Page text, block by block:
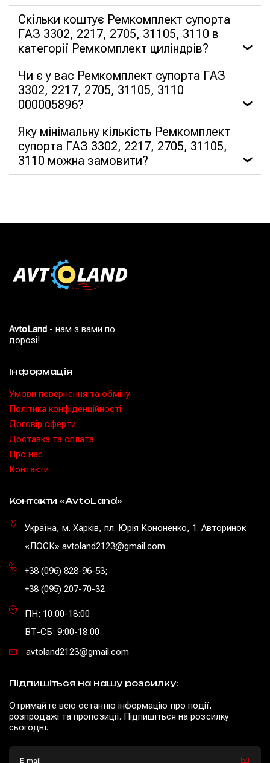
Скільки коштує Ремкомплект супорта
ГАЗ 3302, 2217, 2705, 31105, 3110 в
категорії Ремкомплект циліндрів?
❯
Чи є у вас Ремкомплект супорта ГАЗ
3302, 2217, 2705, 31105, 3110
000005896?
❯
Яку мінімальну кількість Ремкомплект
супорта ГАЗ 3302, 2217, 2705, 31105,
3110 можна замовити?
❯
AvtoLand - нам з вами по
дорозі!
Інформація
Умови повернення та обміну
Політика конфіденційності
Договір оферти
Доставка та оплата
Про нас
Контакти
Контакти «AvtoLand»
Україна, м. Харків, пл. Юрія Кононенко, 1. Авторинок
«ЛОСК» avtoland2123@gmail.com
+38 (096) 828-96-53;
+38 (095) 207-70-32
ПН: 10:00-18:00
ВТ-СБ: 9:00-18:00
avtoland2123@gmail.com
Підпишіться на нашу розсилку:
Отримайте всю останню інформацію про події,
розпродажі та пропозиції. Підпишіться на розсилку
сьогодні.